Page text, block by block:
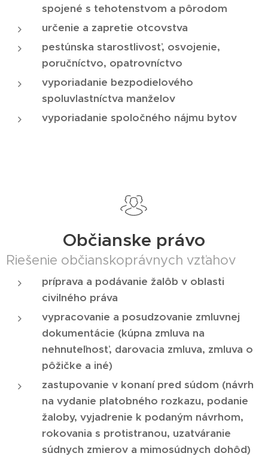
spojené s tehotenstvom a pôrodom
určenie a zapretie otcovstva
pestúnska starostlivosť, osvojenie,
poručníctvo, opatrovníctvo
vyporiadanie bezpodielového
spoluvlastníctva manželov
vyporiadanie spoločného nájmu bytov
Občianske právo
Riešenie občianskoprávnych vzťahov
príprava a podávanie žalôb v oblasti
civilného práva
vypracovanie a posudzovanie zmluvnej
dokumentácie (kúpna zmluva na
nehnuteľnosť, darovacia zmluva, zmluva o
pôžičke a iné)
zastupovanie v konaní pred súdom (návrh
na vydanie platobného rozkazu, podanie
žaloby, vyjadrenie k podaným návrhom,
rokovania s protistranou, uzatváranie
súdnych zmierov a mimosúdnych dohôd)